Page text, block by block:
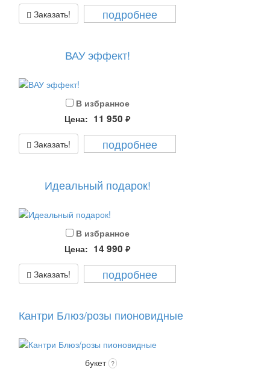
Заказать! подробнее
ВАУ эффект!
В избранное
Цена: 11 950 руб.
Заказать! подробнее
Идеальный подарок!
В избранное
Цена: 14 990 руб.
Заказать! подробнее
Кантри Блюз/розы пионовидные
букет ?